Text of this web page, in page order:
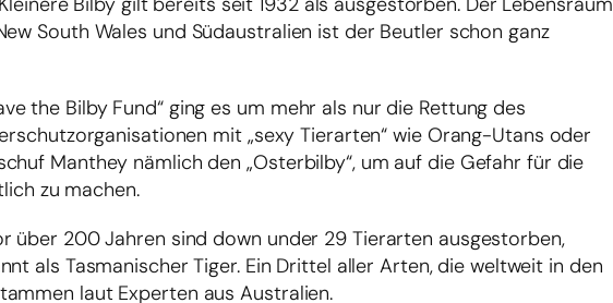
South Wales und Südaustralien ist der Beutler schon ganz
the Bilby Fund“ ging es um mehr als nur die Rettung des
mit „sexy Tierarten“ wie Orang-Utans oder
Manthey nämlich den „Osterbilby“, um auf die Gefahr für die
zu machen.
über 200 Jahren sind down under 29 Tierarten ausgestorben,
als Tasmanischer Tiger. Ein Drittel aller Arten, die weltweit in den
laut Experten aus Australien.